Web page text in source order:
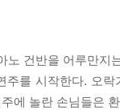
건반을 어루만지
를 시작한다. 오락
에 놀란 손님들은